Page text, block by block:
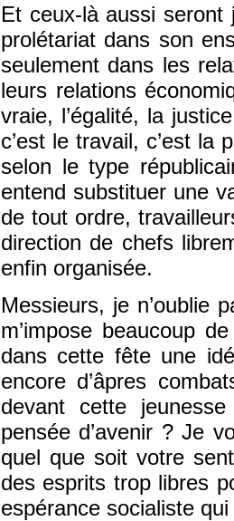
Et ceux-là aussi
prolétariat dans son
seulement dans les
leurs relations
vraie, l’égalité, la
c’est le travail, c’est la
selon le type
entend substituer une
de tout ordre,
direction de chefs
enfin organisée.
Messieurs, je n’oublie
m’impose beaucoup
dans cette fête une
encore d’âpres
devant cette
pensée d’avenir ? Je
quel que soit votre
des esprits trop libres
espérance socialiste